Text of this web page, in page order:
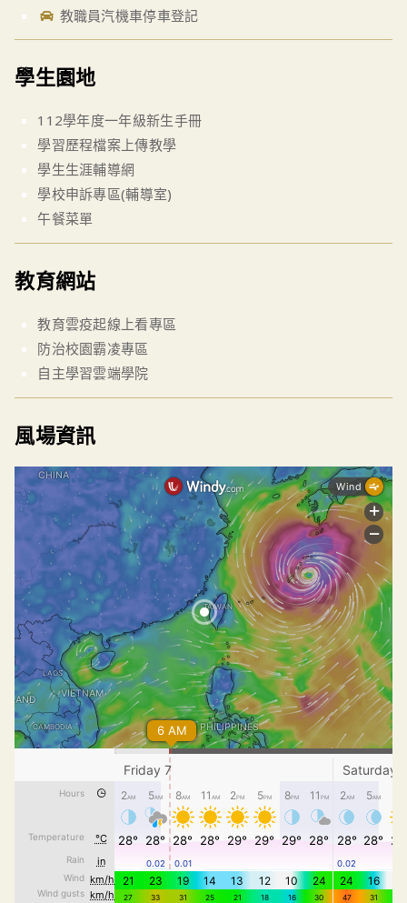
教職員汽機車停車登記
學生園地
112學年度一年級新生手冊
學習歷程檔案上傳教學
學生生涯輔導網
學校申訴專區(輔導室)
午餐菜單
教育網站
教育雲疫起線上看專區
防治校園霸凌專區
自主學習雲端學院
風場資訊